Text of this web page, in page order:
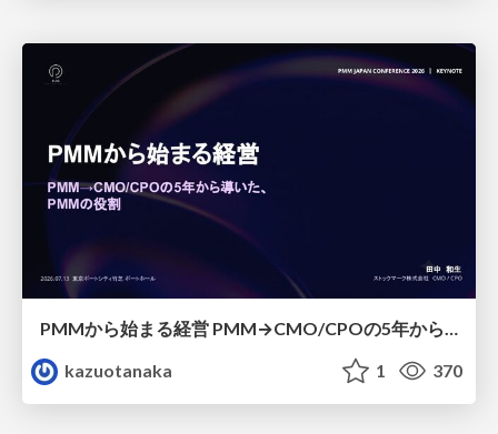
kazuotanaka
1 370